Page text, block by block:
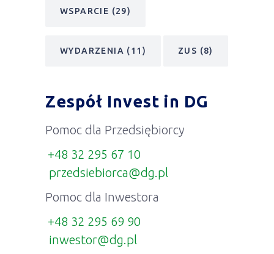
WSPARCIE (29)
WYDARZENIA (11) ZUS (8)
Zespół Invest in DG
Pomoc dla Przedsiębiorcy
+48 32 295 67 10
przedsiebiorca@dg.pl
Pomoc dla Inwestora
+48 32 295 69 90
inwestor@dg.pl